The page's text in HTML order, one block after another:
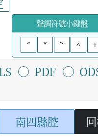
聲調符號小鍵盤
ˊ
ˇ ˋ ^ +
PDF
南四縣腔